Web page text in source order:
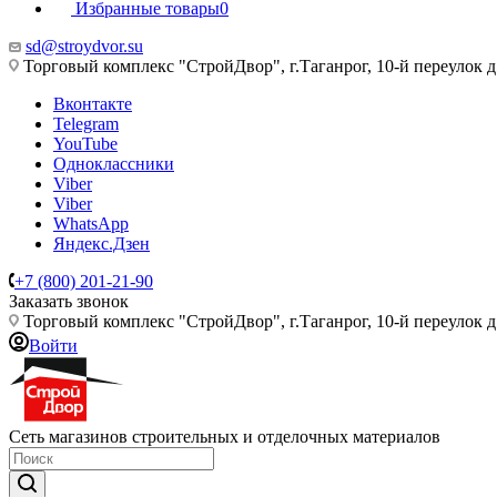
Избранные товары0
sd@stroydvor.su
Торговый комплекс "СтройДвор", г.Таганрог, 10-й переулок
Вконтакте
Telegram
YouTube
Одноклассники
Viber
Viber
WhatsApp
Яндекс.Дзен
+7 (800) 201-21-90
Заказать звонок
Торговый комплекс "СтройДвор", г.Таганрог, 10-й переулок
Войти
Сеть магазинов строительных и отделочных материалов